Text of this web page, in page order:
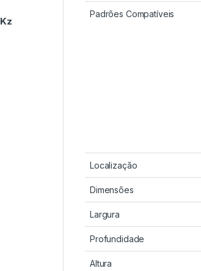
Padrões Compatíveis
Localização
Dimensões
Largura
Profundidade
Altura
Kz